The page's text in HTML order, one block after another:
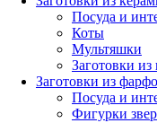
Посуда и
Коты
Мультяшки
Заготовки из
Заготовки из
Посуда и
Фигурки